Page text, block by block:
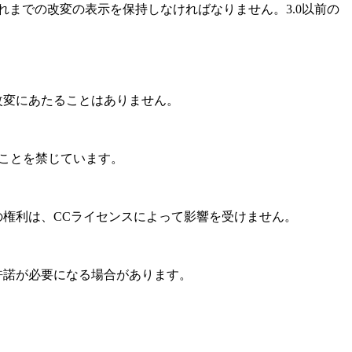
での改変の表示を保持しなければなりません。3.0以前の
にあたることはありません。
を禁じています。
は、CCライセンスによって影響を受けません。
が必要になる場合があります。